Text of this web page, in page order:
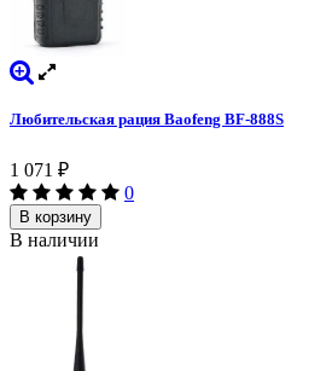
Любительская рация Baofeng BF-888S
1 071 ₽
0
В корзину
В наличии